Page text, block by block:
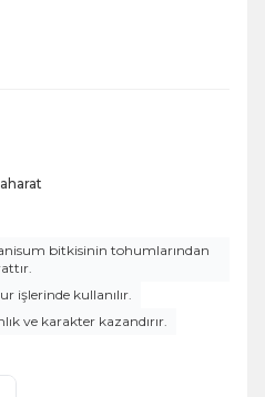
bitkisinin tohumlarından
işlerinde kullanılır.
ve karakter kazandırır.